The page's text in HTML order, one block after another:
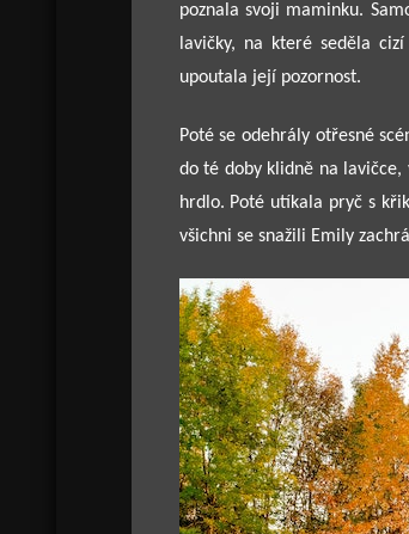
poznala svoji maminku.
lavičky, na které seděla
upoutala její pozornost.
Poté se odehrály otřesné
do té doby klidně na lavičce,
hrdlo. Poté utíkala pryč s
všichni se snažili Emily